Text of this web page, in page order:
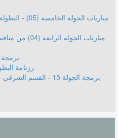
مباريات الجولة
مباريات الجولة
برمجة الجولة
رزنامة
برمجة الجولة 15 -